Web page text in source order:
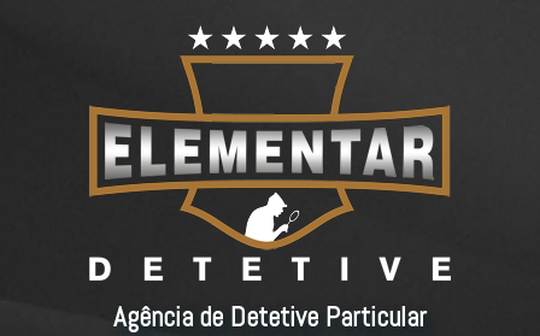
Agência de Detetive Particular